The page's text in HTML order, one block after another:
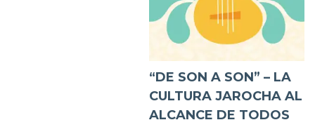
“DE SON A SON” – LA
CULTURA JAROCHA AL
ALCANCE DE TODOS